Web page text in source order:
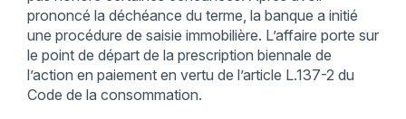
prononcé la déchéance du terme, la banque a initié
une procédure de saisie immobilière. L’affaire porte sur
le point de départ de la prescription biennale de
l’action en paiement en vertu de l’article L.137-2 du
Code de la consommation.